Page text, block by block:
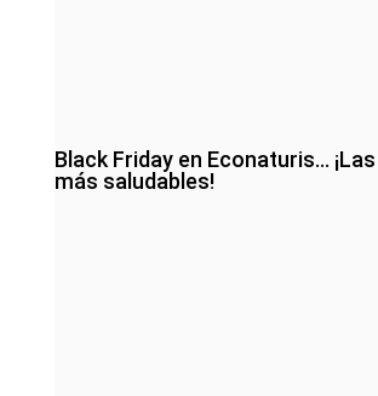
Black Friday en Econaturis…
más saludables!